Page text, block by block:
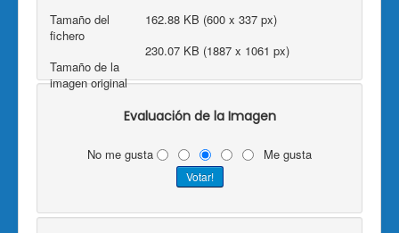
Tamaño del
fichero
162.88 KB (600 x 337 px)
Tamaño de la
imagen original
230.07 KB (1887 x 1061 px)
Evaluación de la Imagen
No me gusta Me gusta